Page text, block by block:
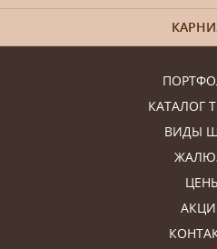
КАТАЛОГ
ВИДЫ